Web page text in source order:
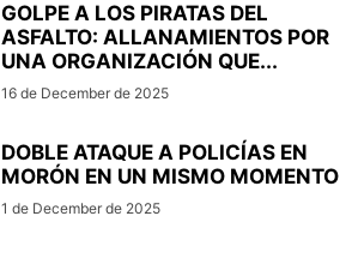
GOLPE A LOS PIRATAS DEL
ASFALTO: ALLANAMIENTOS POR
UNA ORGANIZACIÓN QUE...
16 de December de 2025
DOBLE ATAQUE A POLICÍAS EN
MORÓN EN UN MISMO MOMENTO
1 de December de 2025